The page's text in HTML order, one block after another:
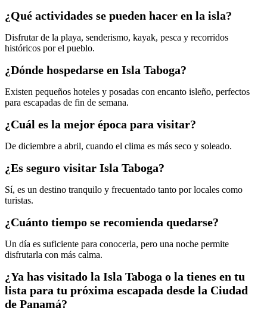
¿Qué actividades se pueden hacer en la isla?
Disfrutar de la playa, senderismo, kayak, pesca y recorridos
históricos por el pueblo.
¿Dónde hospedarse en Isla Taboga?
Existen pequeños hoteles y posadas con encanto isleño, perfectos
para escapadas de fin de semana.
¿Cuál es la mejor época para visitar?
De diciembre a abril, cuando el clima es más seco y soleado.
¿Es seguro visitar Isla Taboga?
Sí, es un destino tranquilo y frecuentado tanto por locales como
turistas.
¿Cuánto tiempo se recomienda quedarse?
Un día es suficiente para conocerla, pero una noche permite
disfrutarla con más calma.
¿Ya has visitado la Isla Taboga o la tienes en tu
lista para tu próxima escapada desde la Ciudad
de Panamá?